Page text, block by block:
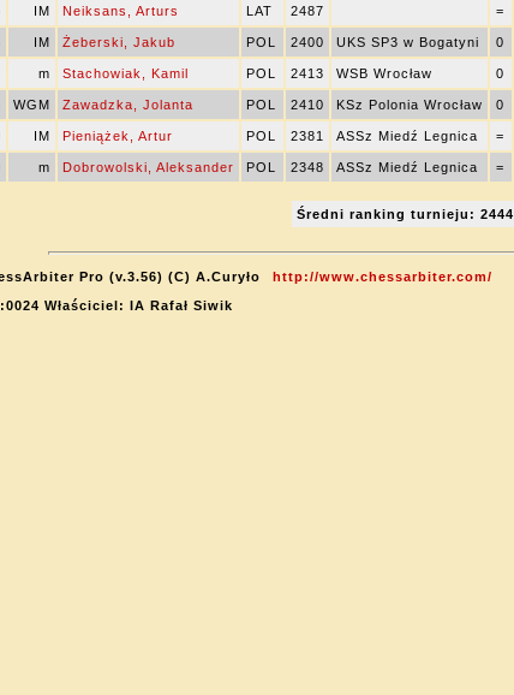
IM Neiksans, Arturs LAT 2487 =
IM Żeberski, Jakub POL 2400 UKS SP3 w Bogatyni 0
m Stachowiak, Kamil POL 2413 WSB Wrocław 0
WGM Zawadzka, Jolanta POL 2410 KSz Polonia Wrocław 0
IM Pieniążek, Artur POL 2381 ASSz Miedź Legnica =
m Dobrowolski, Aleksander POL 2348 ASSz Miedź Legnica =
Średni ranking turnieju: 2444
Pro (v.3.56) (C) A.Curyło
http://www.chessarbiter.com/
Właściciel: IA Rafał Siwik